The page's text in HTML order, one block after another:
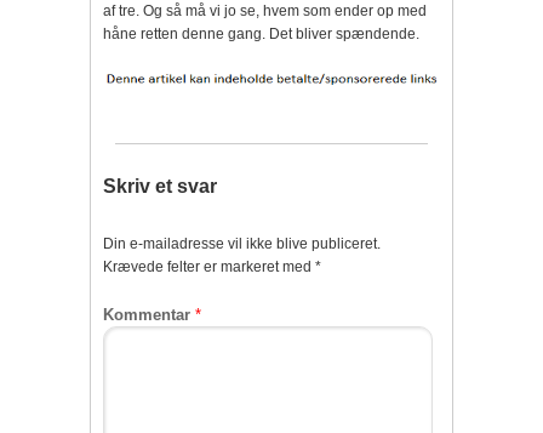
af tre. Og så må vi jo se, hvem som ender op med
håne retten denne gang. Det bliver spændende.
Skriv et svar
Din e-mailadresse vil ikke blive publiceret.
Krævede felter er markeret med *
Kommentar *